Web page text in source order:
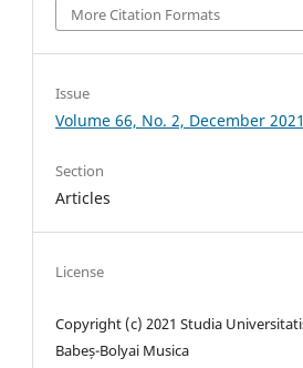
More Citation Formats
Issue
Volume 66, No. 2, December
Section
Articles
License
Copyright (c) 2021 Studia
Babeș-Bolyai Musica